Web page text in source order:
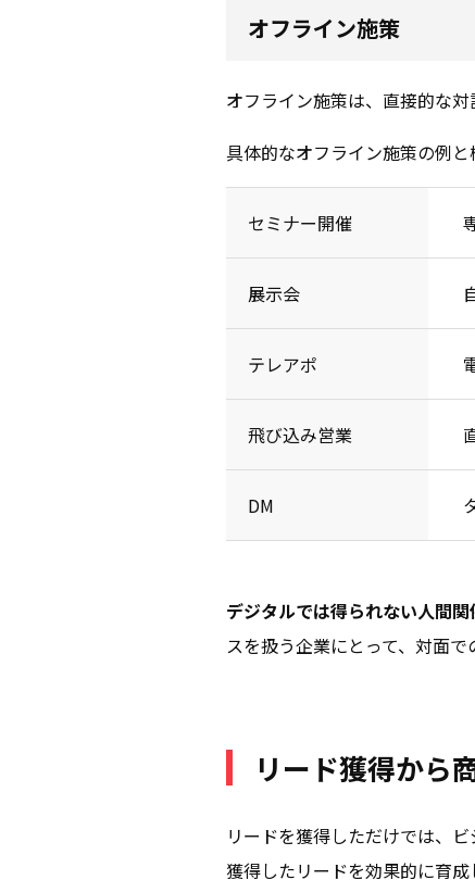
オフライン施策
オフライン施策は、直接的な
具体的なオフライン施策の例と
セミナー開催
展示会
テレアポ
飛び込み営業
DM
デジタルでは得られない人間
スを扱う企業にとって、対面
リード獲得から
リードを獲得しただけでは、
獲得したリードを効果的に育成